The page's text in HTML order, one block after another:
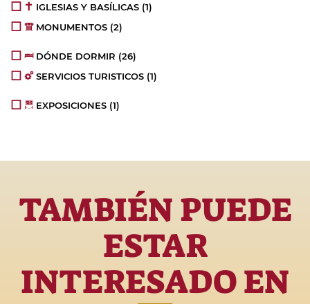
IGLESIAS Y BASÍLICAS (1)
MONUMENTOS (2)
DÓNDE DORMIR (26)
SERVICIOS TURISTICOS (1)
EXPOSICIONES (1)
TAMBIÉN PUEDE
ESTAR
INTERESADO EN